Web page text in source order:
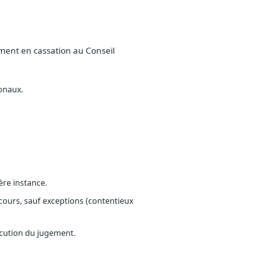
en cassation au Conseil
instance.
sauf exceptions (contentieux
du jugement.